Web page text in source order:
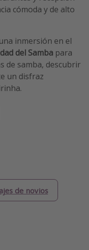
cómoda y de alto
inmersión en el
del Samba para
de samba, descubrir
un disfraz
de novios